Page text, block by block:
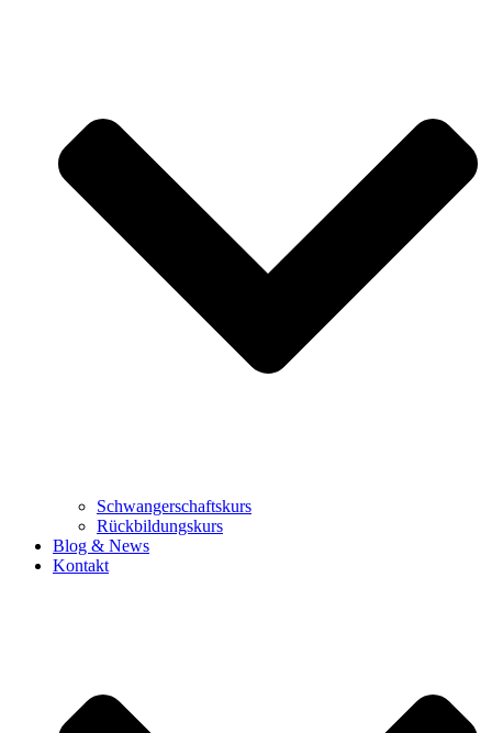
Schwangerschaftskurs
Rückbildungskurs
Blog & News
Kontakt